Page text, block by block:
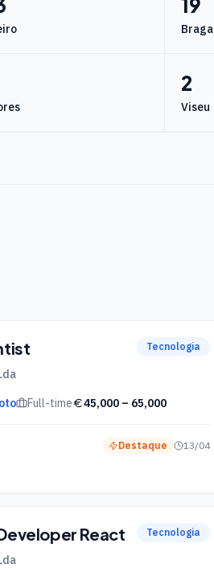
19
Braga
2
Viseu
Tecnologia
Full-time 45,000 – 65,000
Destaque 13/04
React Tecnologia